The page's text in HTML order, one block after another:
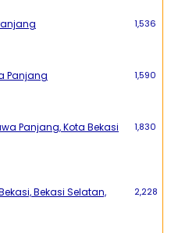
1,536
Panjang 1,590
Panjang, Kota Bekasi 1,830
Bekasi Selatan,
2,228